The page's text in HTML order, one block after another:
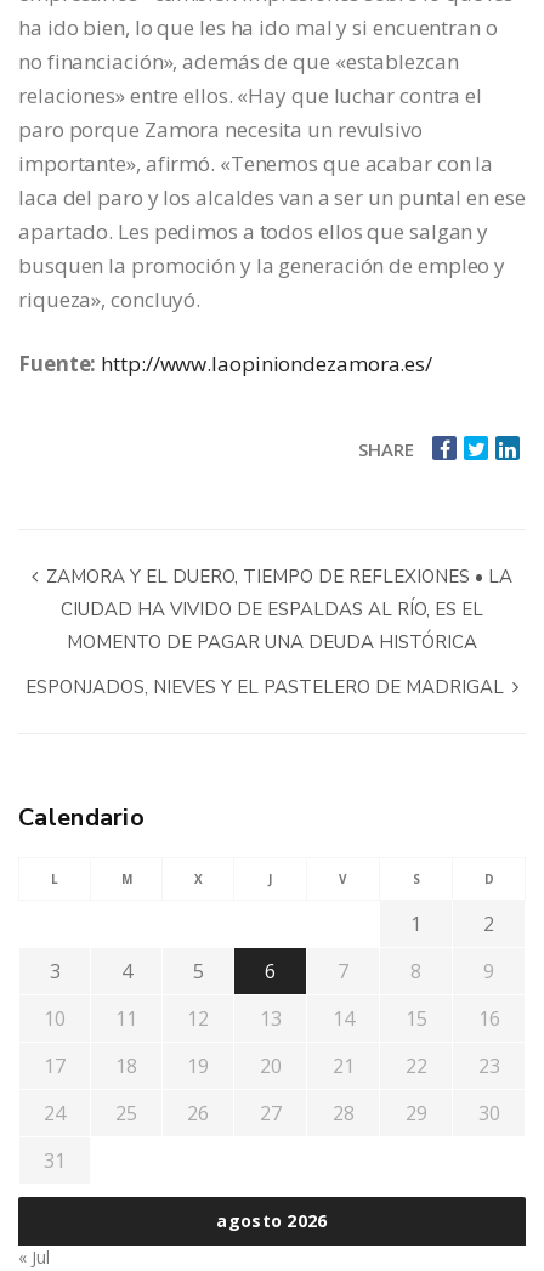
ha ido bien, lo que les ha ido mal y si encuentran o
no financiación», además de que «establezcan
relaciones» entre ellos. «Hay que luchar contra el
paro porque Zamora necesita un revulsivo
importante», afirmó. «Tenemos que acabar con la
laca del paro y los alcaldes van a ser un puntal en ese
apartado. Les pedimos a todos ellos que salgan y
busquen la promoción y la generación de empleo y
riqueza», concluyó.
Fuente: http://www.laopiniondezamora.es/
SHARE
ZAMORA Y EL DUERO, TIEMPO DE REFLEXIONES • LA
CIUDAD HA VIVIDO DE ESPALDAS AL RÍO, ES EL
MOMENTO DE PAGAR UNA DEUDA HISTÓRICA
ESPONJADOS, NIEVES Y EL PASTELERO DE MADRIGAL
Calendario
agosto 2026
L M X J V S D
1
2
3
4 5 6 7 8
9
10
11 12 13 14 15
16
17
18 19 20 21 22
23
24
25 26 27 28 29
30
31
« Jul